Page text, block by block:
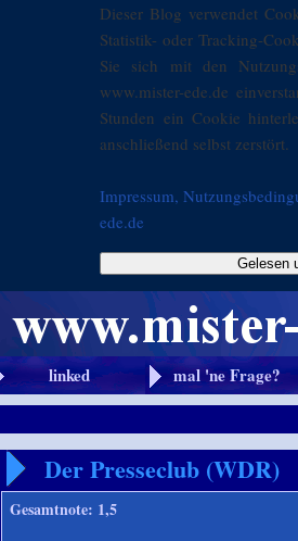
Dieser Blog verwendet
Statistik- oder Tracking-
Sie sich mit den
www.mister-ede.de
Stunden ein Cookie
anschließend selbst zerstört.
Impressum,
ede.de
Gelesen
linked mal 'ne Frage?
Der Presseclub (WDR)
Gesamtnote: 1,5